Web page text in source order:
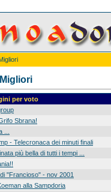
per voto
Sbrana!
...
- Telecronaca dei minuti finali
più bella di tutti i tempi ...
"Francioso" - nov 2001
alla Sampdoria